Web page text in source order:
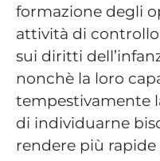
formazione degli
attività di
sui diritti
nonchè la loro
tempestivamente
di individuarne
rendere più rapide